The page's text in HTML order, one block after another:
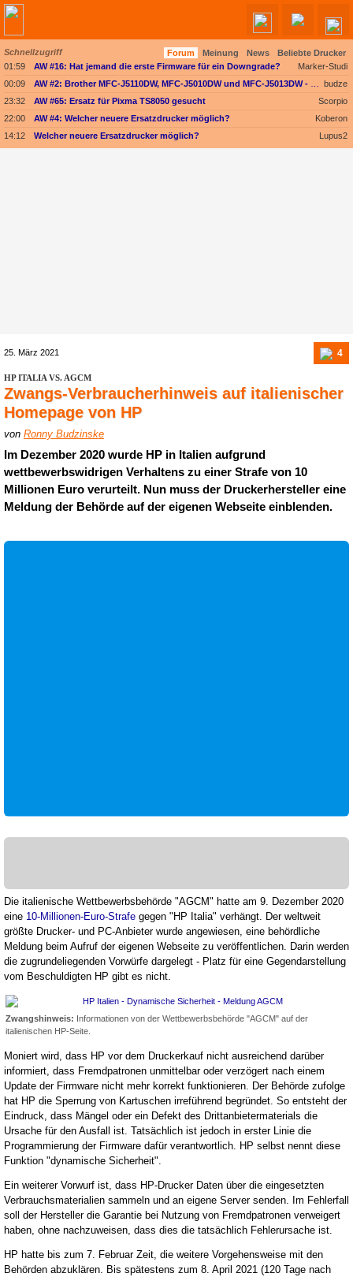
Schnellzugriff Forum Meinung News
Beliebte Drucker
01:59
AW #16: Hat jemand die erste Firmware für ein Downgrade?
Marker-Studi
00:09
budze
23:32
AW #65: Ersatz für Pixma TS8050 gesucht
Scorpio
22:00
AW #4: Welcher neuere Ersatzdrucker möglich?
Koberon
14:12
Welcher neuere Ersatzdrucker möglich? Lupus2
25. März 2021 4
HP ITALIA VS. AGCM
Zwangs-Verbraucherhinweis auf italienischer
Homepage von HP
von Ronny Budzinske
Im Dezember 2020 wurde HP in Italien aufgrund
wettbewerbswidrigen Verhaltens zu einer Strafe von 10
Millionen Euro verurteilt. Nun muss der Druckerhersteller eine
Meldung der Behörde auf der eigenen Webseite einblenden.
Angebote werden geladen...
Die italienische Wettbewerbsbehörde "AGCM" hatte am 9. Dezember 2020
eine 10-Millionen-Euro-Strafe gegen "HP Italia" verhängt. Der weltweit
größte Drucker- und PC-Anbieter wurde angewiesen, eine behördliche
Meldung beim Aufruf der eigenen Webseite zu veröffentlichen. Darin werden
die zugrundeliegenden Vorwürfe dargelegt - Platz für eine Gegendarstellung
vom Beschuldigten HP gibt es nicht.
Zwangshinweis: Informationen von der Wettbewerbsbehörde "AGCM" auf der
italienischen HP-Seite.
Moniert wird, dass HP vor dem Druckerkauf nicht ausreichend darüber
informiert, dass Fremdpatronen unmittelbar oder verzögert nach einem
Update der Firmware nicht mehr korrekt funktionieren. Der Behörde zufolge
hat HP die Sperrung von Kartuschen irreführend begründet. So entsteht der
Eindruck, dass Mängel oder ein Defekt des Drittanbietermaterials die
Ursache für den Ausfall ist. Tatsächlich ist jedoch in erster Linie die
Programmierung der Firmware dafür verantwortlich. HP selbst nennt diese
Funktion "dynamische Sicherheit".
Ein weiterer Vorwurf ist, dass HP-Drucker Daten über die eingesetzten
Verbrauchsmaterialien sammeln und an eigene Server senden. Im Fehlerfall
soll der Hersteller die Garantie bei Nutzung von Fremdpatronen verweigert
haben, ohne nachzuweisen, dass dies die tatsächlich Fehlerursache ist.
HP hatte bis zum 7. Februar Zeit, die weitere Vorgehensweise mit den
Behörden abzuklären. Bis spätestens zum 8. April 2021 (120 Tage nach